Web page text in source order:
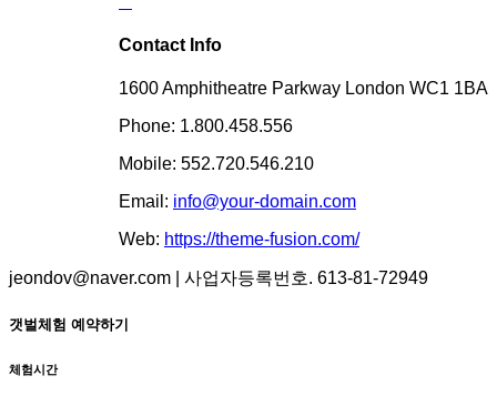
Contact Info
1600 Amphitheatre Parkway London WC1 1BA
Phone: 1.800.458.556
Mobile: 552.720.546.210
Email: info@your-domain.com
Web: https://theme-fusion.com/
jeondov@naver.com | 사업자등록번호. 613-81-72949
갯벌체험 예약하기
체험시간